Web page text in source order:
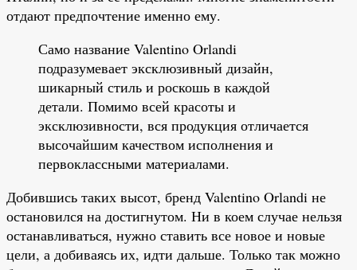
отдают предпочтение именно ему.
Само название Valentino Orlandi
подразумевает эксклюзивный дизайн,
шикарный стиль и роскошь в каждой
детали. Помимо всей красоты и
эксклюзивности, вся продукция отличается
высочайшим качеством исполнения и
первоклассными материалами.
Добившись таких высот, бренд Valentino Orlandi не
остановился на достигнутом. Ни в коем случае нельзя
останавливаться, нужно ставить все новое и новые
цели, а добиваясь их, идти дальше. Только так можно